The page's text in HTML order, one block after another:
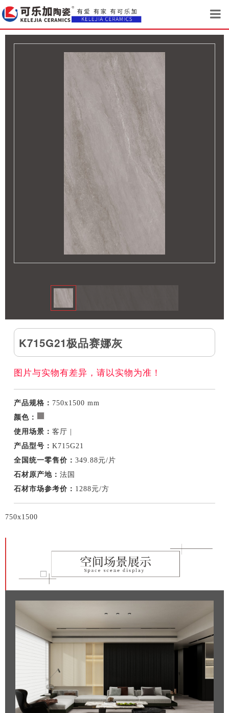
K715G21极品赛娜灰
图片与实物有差异，请以实物为准！
产品规格： 750x1500 mm
颜色：
使用场景：客厅 |
产品型号：K715G21
全国统一零售价：349.88元/片
石材原产地：法国
石材市场参考价： 1288元/方
750x1500